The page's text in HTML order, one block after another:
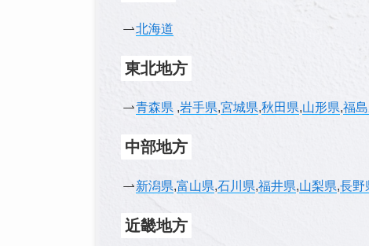
北海道
東北地方
青森県 ,岩手県,宮城県,秋田県,山形県,福
中部地方
新潟県,富山県,石川県,福井県,山梨県,長野
近畿地方